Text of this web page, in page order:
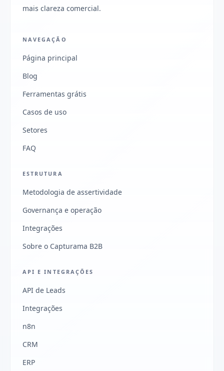
mais clareza comercial.
NAVEGAÇÃO
Página principal
Blog
Ferramentas grátis
Casos de uso
Setores
FAQ
ESTRUTURA
Metodologia de assertividade
Governança e operação
Integrações
Sobre o Capturama B2B
API E INTEGRAÇÕES
API de Leads
Integrações
n8n
CRM
ERP